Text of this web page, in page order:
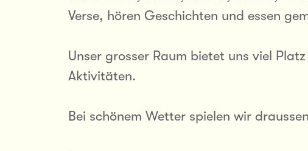
Verse, hören Geschichten und essen
Unser grosser Raum bietet uns viel
Aktivitäten.
Bei schönem Wetter spielen wir